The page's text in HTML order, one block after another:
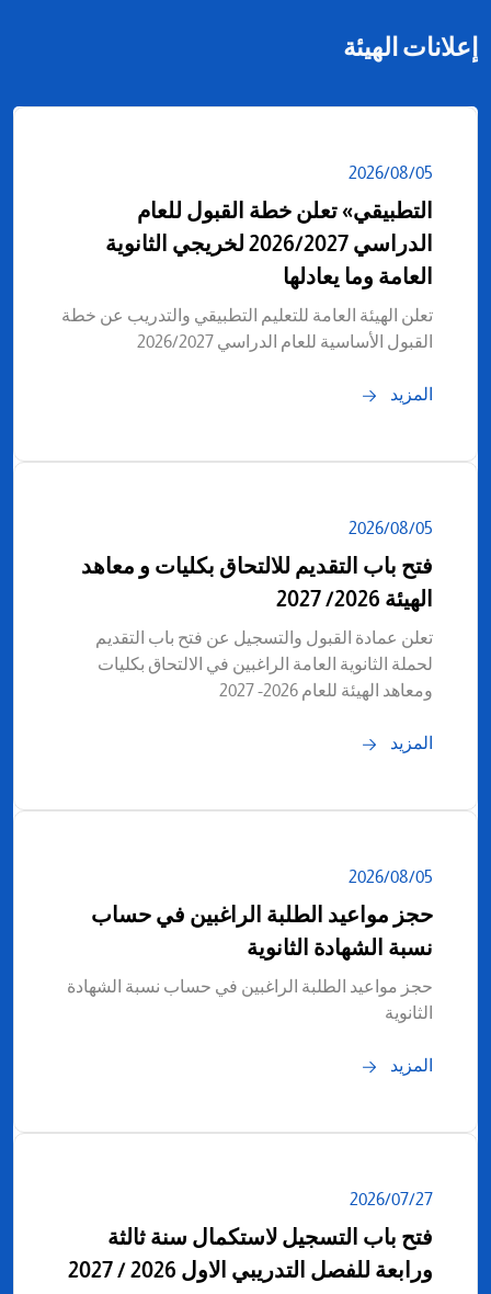
إعلانات الهيئة
05‏/08‏/2026
التطبيقي» تعلن خطة القبول للعام
الدراسي 2026/2027 لخريجي الثانوية
العامة وما يعادلها
تعلن الهيئة العامة للتعليم التطبيقي والتدريب عن خطة
القبول الأساسية للعام الدراسي 2026/2027
المزيد
05‏/08‏/2026
فتح باب التقديم للالتحاق بكليات و معاهد
الهيئة 2026/ 2027
تعلن عمادة القبول والتسجيل عن فتح باب التقديم
لحملة الثانوية العامة الراغبين في الالتحاق بكليات
ومعاهد الهيئة للعام 2026- 2027
المزيد
05‏/08‏/2026
حجز مواعيد الطلبة الراغبين في حساب
نسبة الشهادة الثانوية
حجز مواعيد الطلبة الراغبين في حساب نسبة الشهادة
الثانوية
المزيد
27‏/07‏/2026
فتح باب التسجيل لاستكمال سنة ثالثة
ورابعة للفصل التدريبي الاول 2026 / 2027